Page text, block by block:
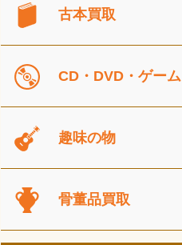
古本買取
CD・DVD・ゲーム
趣味の物
骨董品買取